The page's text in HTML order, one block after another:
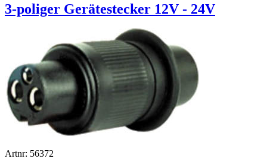
3-poliger Gerätestecker 12V - 24V
Artnr: 56372